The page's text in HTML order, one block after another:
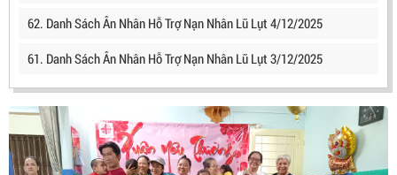
62. Danh Sách Ân Nhân Hỗ Trợ Nạn Nhân Lũ Lụt 4/12/2025
61. Danh Sách Ân Nhân Hỗ Trợ Nạn Nhân Lũ Lụt 3/12/2025